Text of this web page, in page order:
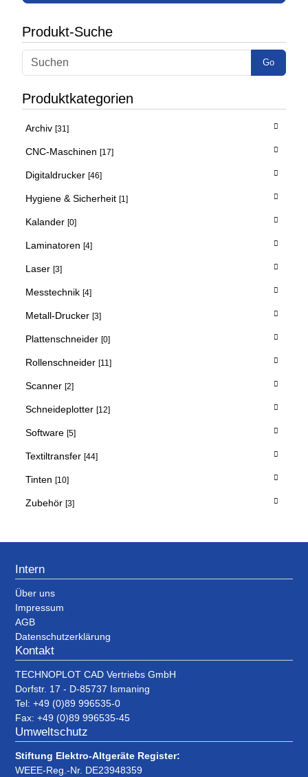
Produkt-Suche
Go
Produktkategorien
Archiv [31]
CNC-Maschinen [17]
Digitaldrucker [46]
Hygiene & Sicherheit [1]
Kalander [0]
Laminatoren [4]
Laser [3]
Messtechnik [4]
Metall-Drucker [3]
Plattenschneider [0]
Rollenschneider [11]
Scanner [2]
Schneideplotter [12]
Software [5]
Textiltransfer [44]
Tinten [10]
Zubehör [3]
Intern
Über uns
Impressum
AGB
Datenschutzerklärung
Kontakt
TECHNOPLOT CAD Vertriebs GmbH
Dorfstr. 17 - D-85737 Ismaning
Tel: +49 (0)89 996535-0
Fax: +49 (0)89 996535-45
Umweltschutz
Stiftung Elektro-Altgeräte Register:
WEEE-Reg.-Nr. DE23948359